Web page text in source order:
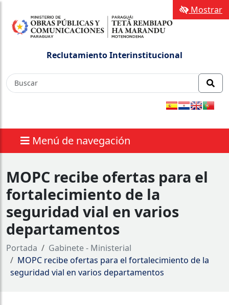
Reclutamiento Interinstitucional
Menú de navegación
Mostrar
MOPC recibe ofertas para el
fortalecimiento de la
seguridad vial en varios
departamentos
Portada
Gabinete - Ministerial
MOPC recibe ofertas para el fortalecimiento de la
seguridad vial en varios departamentos